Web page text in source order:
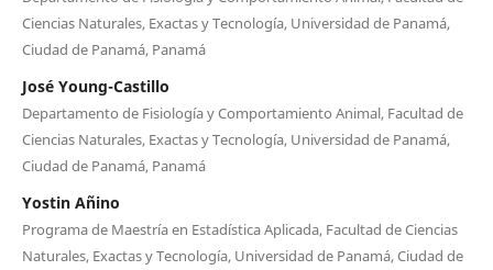
Ciencias Naturales, Exactas y Tecnología, Universidad de Panamá,
Ciudad de Panamá, Panamá
José Young-Castillo
Departamento de Fisiología y Comportamiento Animal, Facultad de
Ciencias Naturales, Exactas y Tecnología, Universidad de Panamá,
Ciudad de Panamá, Panamá
Yostin Añino
Programa de Maestría en Estadística Aplicada, Facultad de Ciencias
Naturales, Exactas y Tecnología, Universidad de Panamá, Ciudad de